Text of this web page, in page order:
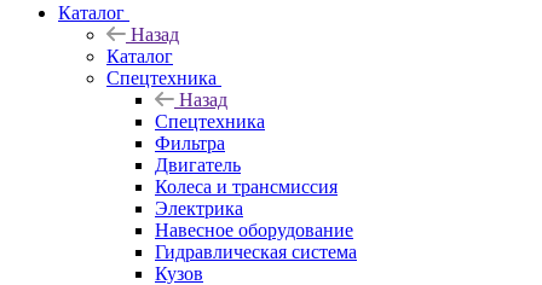
Каталог
Назад
Каталог
Спецтехника
Назад
Спецтехника
Фильтра
Двигатель
Колеса и трансмиссия
Электрика
Навесное оборудование
Гидравлическая система
Кузов